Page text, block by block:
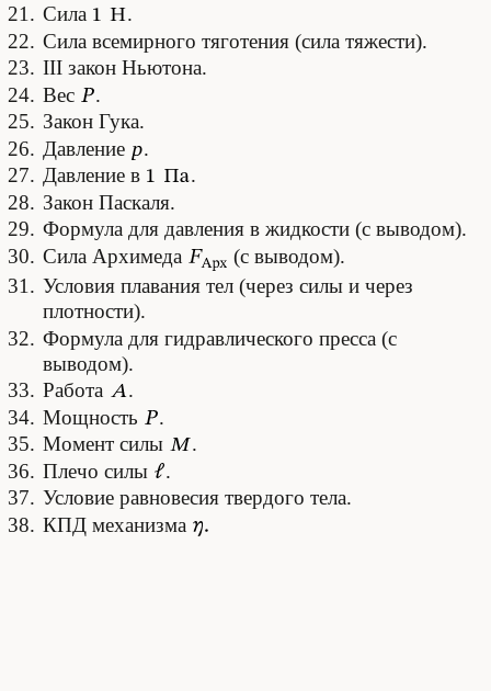
Сила
.
Сила всемирного тяготения (сила тяжести).
III закон Ньютона.
Вес
.
Закон Гука.
Давление
.
Давление в
.
Закон Паскаля.
Формула для давления в жидкости (с выводом).
Сила Архимеда
(с выводом).
Условия плавания тел (через силы и через
плотности).
Формула для гидравлического пресса (с
выводом).
Работа
.
Мощность
.
Момент силы
.
Плечо силы
.
Условие равновесия твердого тела.
КПД механизма